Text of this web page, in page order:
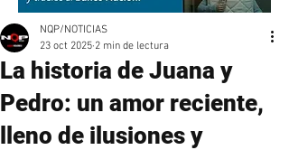
La historia de Juana y
Pedro: un amor reciente,
lleno de ilusiones y
NQP/NOTICIAS
23 oct 2025 2 min de lectura